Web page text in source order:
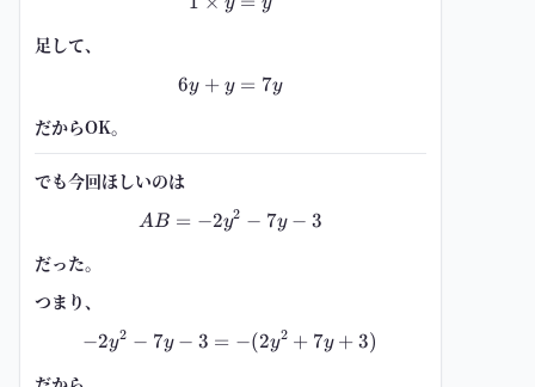
足して、
6y+y=7y
6y + y = 7y
だからOK。
でも今回ほしいのは
AB=-2y^2-7y-3
AB = −2y2 − 7y − 3
だった。
つまり、
-2y^2-7y-3=-(2y^2+7y+3)
−2y2 − 7y − 3 = −(2y2 + 7y + 3)